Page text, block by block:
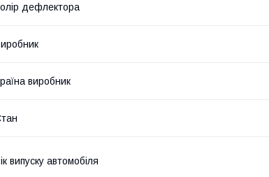
дефлектора
виробник
випуску автомобіля